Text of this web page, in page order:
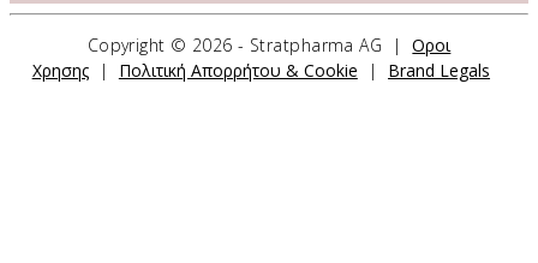
Copyright © 2026 - Stratpharma AG |Οροι
Χρησης| Πολιτική Απορρήτου & Cookie | Brand Legals